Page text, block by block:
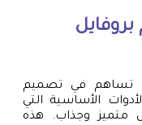
تساهم في تصميم
الأساسية التي
متميز وجذاب. هذه